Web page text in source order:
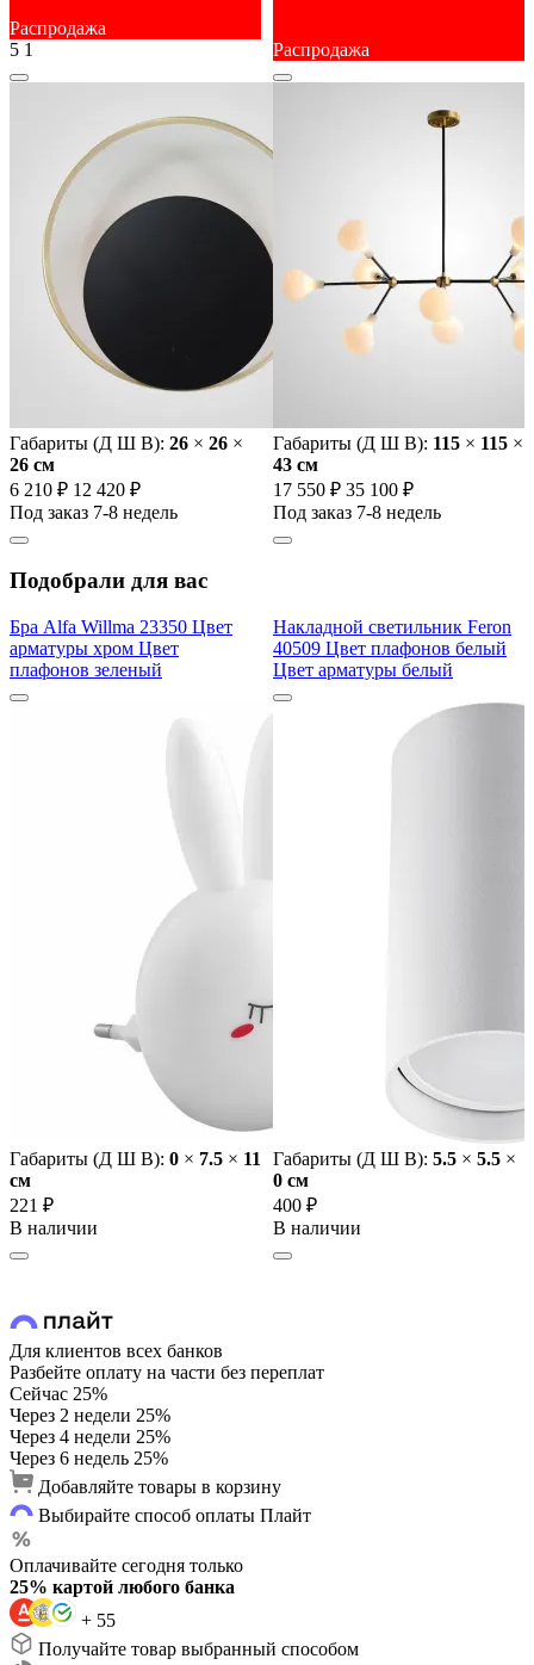
Распродажа
5 1
Габариты (Д Ш В): 26 × 26 ×
26 cм
6 210 ₽ 12 420 ₽
Под заказ 7-8 недель
Распродажа
Габариты (Д Ш В): 115 × 115 ×
43 cм
17 550 ₽ 35 100 ₽
Под заказ 7-8 недель
Подобрали для вас
Бра Alfa Willma 23350 Цвет
арматуры хром Цвет
плафонов зеленый
Габариты (Д Ш В): 0 × 7.5 × 11
cм
221 ₽
В наличии
Накладной светильник Feron
40509 Цвет плафонов белый
Цвет арматуры белый
Габариты (Д Ш В): 5.5 × 5.5 ×
0 cм
400 ₽
В наличии
Для клиентов всех банков
Разбейте оплату на части без переплат
Сейчас 25%
Через 2 недели 25%
Через 4 недели 25%
Через 6 недель 25%
Добавляйте товары в корзину
Выбирайте способ оплаты Плайт
Оплачивайте сегодня только
25% картой любого банка
+ 55
Получайте товар выбранный способом